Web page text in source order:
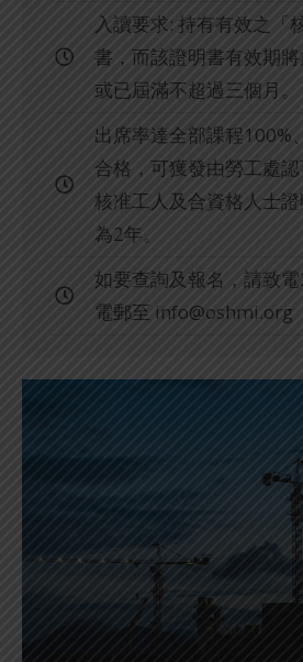
入讀要求: 持有有效之「
書，而該證明書有效期
或已屆滿不超過三個月。
出席率達全部課程100%
合格，可獲發由勞工處認
核准工人及合資格人士
為2年。
如要查詢及報名，請致
電郵至 info@oshmi.org